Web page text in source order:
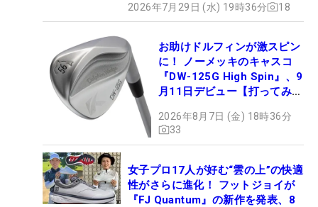
2026年7月29日 (水) 19時36分 18
お助けドルフィンが激スピン
に！ ノーメッキのキャスコ
『DW-125G High Spin』、9
月11日デビュー【打ってみ
2026年8月7日 (金) 18時36分
33
女子プロ17人が好む“雲の上”の快適
性がさらに進化！ フットジョイが
『FJ Quantum』の新作を発表、8